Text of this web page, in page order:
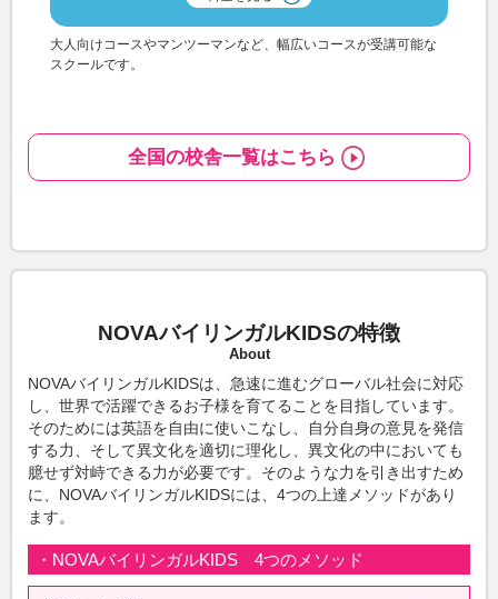
大人向けコースやマンツーマンなど、幅広いコースが受講可能な
スクールです。
全国の校舎一覧はこちら
NOVAバイリンガルKIDSの特徴
About
NOVAバイリンガルKIDSは、急速に進むグローバル社会に対応
し、世界で活躍できるお子様を育てることを目指しています。
そのためには英語を自由に使いこなし、自分自身の意見を発信
する力、そして異文化を適切に理化し、異文化の中においても
臆せず対峙できる力が必要です。そのような力を引き出すため
に、NOVAバイリンガルKIDSには、4つの上達メソッドがあり
ます。
・NOVAバイリンガルKIDS 4つのメソッド